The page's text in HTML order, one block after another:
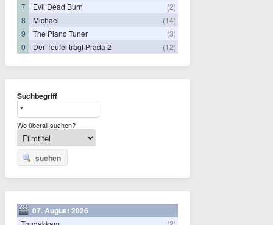
7
Evil Dead Burn
(2)
8
Michael
(14)
9
The Piano Tuner
(3)
0
Der Teufel trägt Prada 2 (12)
Suchbegriff
Wo überall suchen?
suchen
07. August 2026